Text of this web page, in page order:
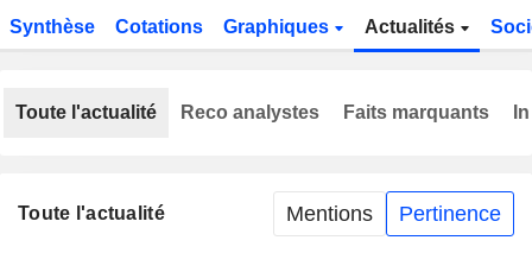
Synthèse Cotations Graphiques Actualités
Toute l'actualité Mentions Pertinence
Toute l'actualité Reco analystes Faits marquants